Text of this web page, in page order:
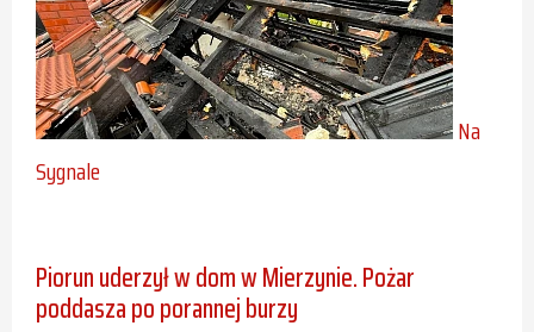
Na
Sygnale
Piorun uderzył w dom w Mierzynie. Pożar
poddasza po porannej burzy